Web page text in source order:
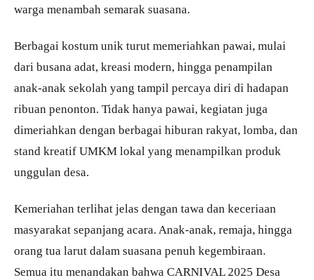
warga menambah semarak suasana.
Berbagai kostum unik turut memeriahkan pawai, mulai
dari busana adat, kreasi modern, hingga penampilan
anak-anak sekolah yang tampil percaya diri di hadapan
ribuan penonton. Tidak hanya pawai, kegiatan juga
dimeriahkan dengan berbagai hiburan rakyat, lomba, dan
stand kreatif UMKM lokal yang menampilkan produk
unggulan desa.
Kemeriahan terlihat jelas dengan tawa dan keceriaan
masyarakat sepanjang acara. Anak-anak, remaja, hingga
orang tua larut dalam suasana penuh kegembiraan.
Semua itu menandakan bahwa CARNIVAL 2025 Desa